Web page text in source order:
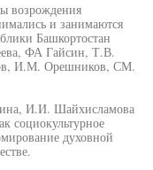
возрождения
и занимаются
Башкортостан
ФА Гайсин, Т.В.
И.М. Орешников, СМ.
И.И. Шайхисламова
социокультурное
духовной